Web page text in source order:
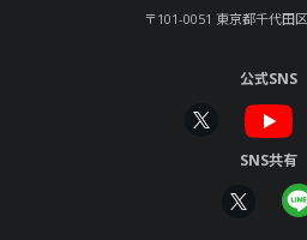
〒101-0051 東京都千代田
公式SNS
SNS共有